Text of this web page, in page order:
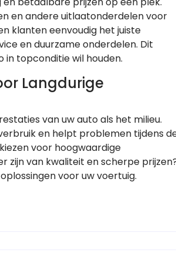
en andere uitlaatonderdelen voor
klanten eenvoudig het juiste
en duurzame onderdelen. Dit
topconditie wil houden.
Langdurige
van uw auto als het milieu.
en helpt problemen tijdens
voor hoogwaardige
zijn van kwaliteit en scherpe
voor uw voertuig.